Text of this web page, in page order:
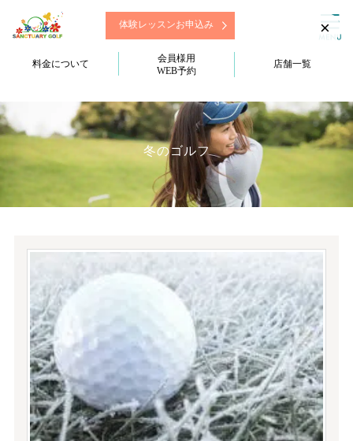
体験レッスンお申込み
料金について
会員様用
WEB予約
店舗一覧
冬のゴルフ
×